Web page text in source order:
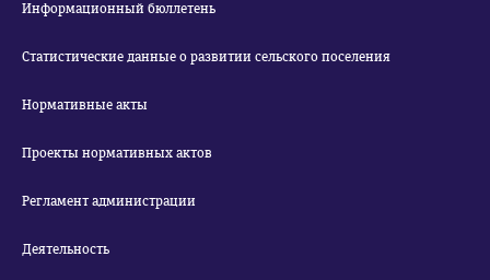
Информационный бюллетень
Статистические данные о развитии сельского поселения
Нормативные акты
Проекты нормативных актов
Регламент администрации
Деятельность